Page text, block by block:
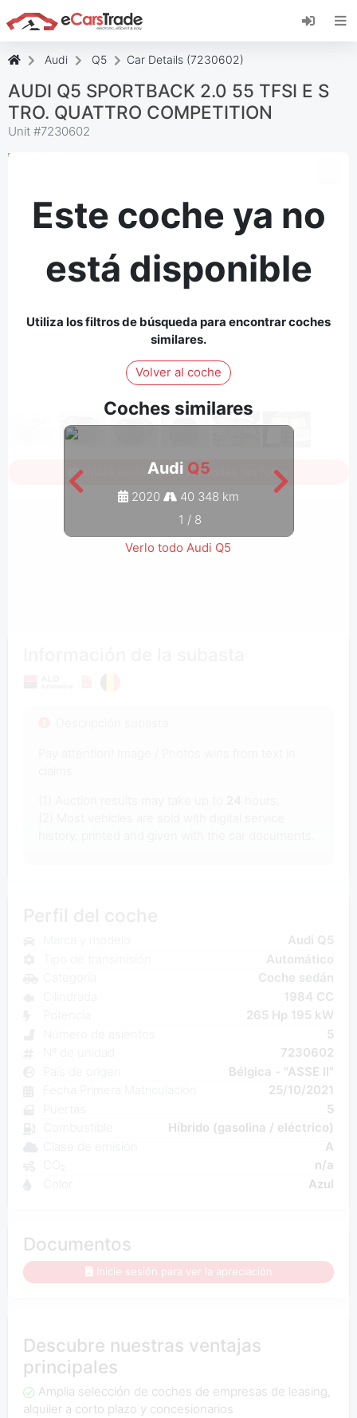
Instala la aplicación web de eCarsTrade,
añádela a tu pantalla de inicio y recibe
Audi Q5 Car Details (7230602)
AUDI Q5 SPORTBACK 2.0 55 TFSI E S
TRO. QUATTRO COMPETITION
Unit #7230602
Este coche ya no
está disponible
Utiliza los filtros de búsqueda para encontrar coches
similares.
Volver al coche
Coches similares
Audi Q5
2020
40 348 km
1 / 8
Verlo todo Audi Q5
Inicia sesión para ver todas las fotos
Audi Q5
Automático
Coche sedán
1984 CC
265 Hp 195 kW
5
7230602
Bélgica - "ASSE II"
25/10/2021
5
Híbrido (gasolina / eléctrico)
A
n/a
Azul
Documentos
Inicie sesión para ver la apreciación
Descubre nuestras ventajas
principales
Amplia selección de coches de empresas de leasing,
alquiler a corto plazo y concesionarios